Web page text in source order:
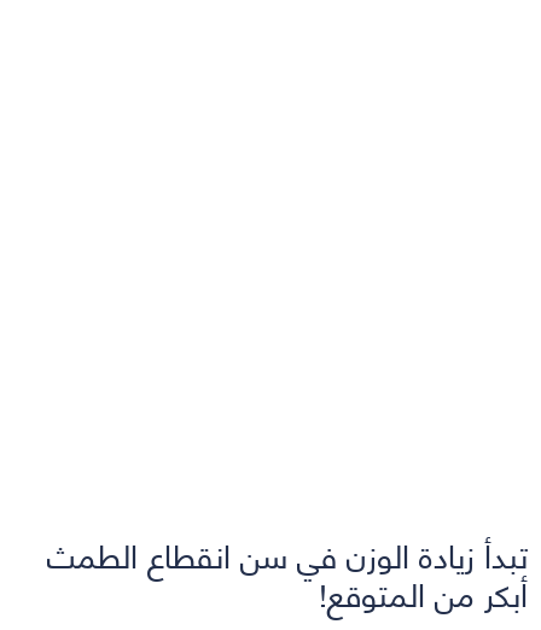
تبدأ زيادة الوزن في سن انقطاع الطمث
أبكر من المتوقع!